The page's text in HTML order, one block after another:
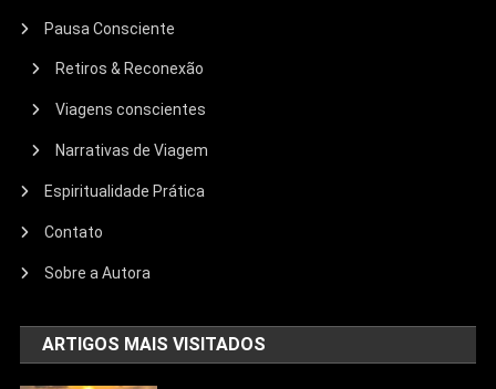
Pausa Consciente
Retiros & Reconexão
Viagens conscientes
Narrativas de Viagem
Espiritualidade Prática
Contato
Sobre a Autora
ARTIGOS MAIS VISITADOS